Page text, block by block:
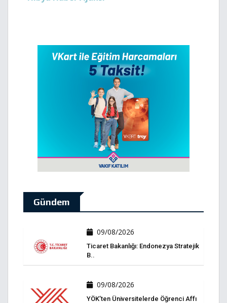
Gündem
09/08/2026
Ticaret Bakanlığı: Endonezya Stratejik
B..
09/08/2026
YÖK’ten Üniversitelerde Öğrenci Affı